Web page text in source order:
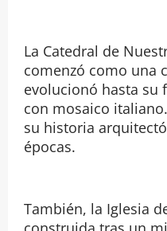
La Catedral de
comenzó como una
evolucionó hasta su
con mosaico
su historia
épocas.
También, la Iglesia